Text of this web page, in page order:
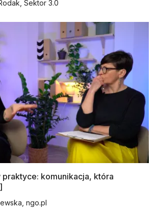
Sektor 3.0
praktyce: komunikacja, która
ngo.pl